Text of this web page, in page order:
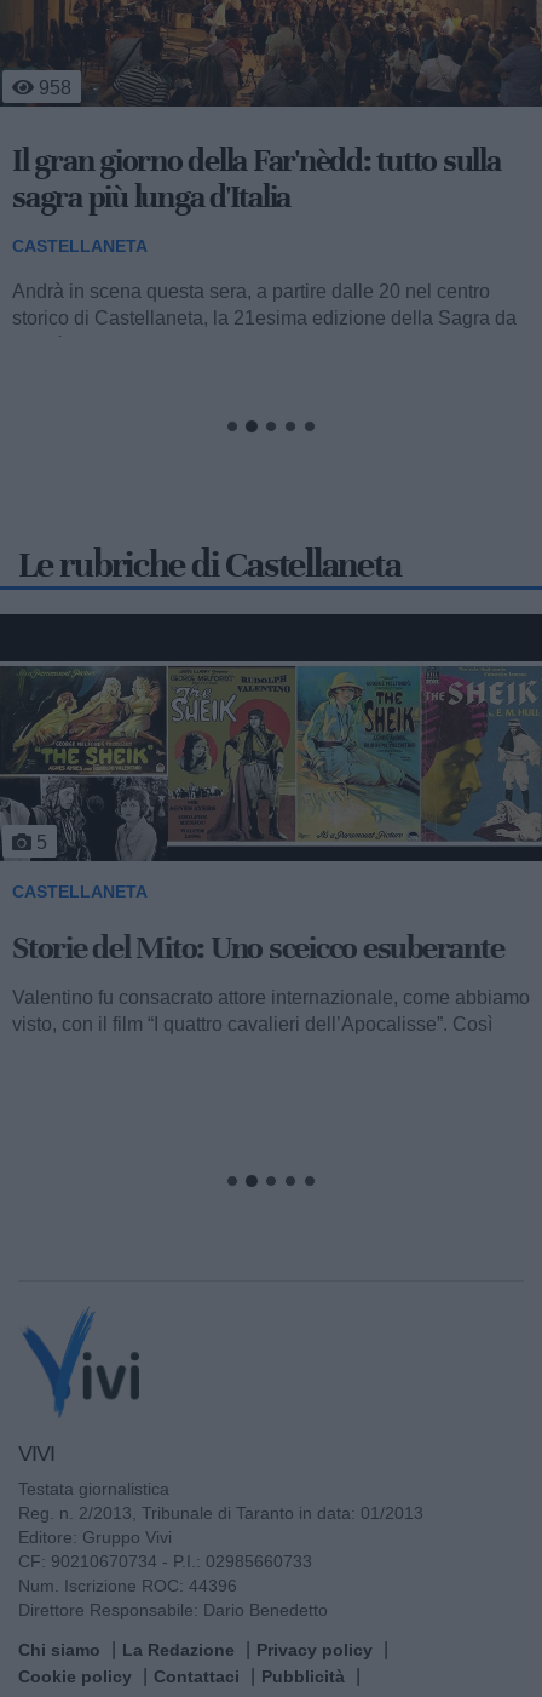
958
Il gran giorno della Far'nèdd: tutto sulla
sagra più lunga d'Italia
CASTELLANETA
Andrà in scena questa sera, a partire dalle 20 nel centro
storico di Castellaneta, la 21esima edizione della Sagra da
Le rubriche di Castellaneta
5
CASTELLANETA
Storie del Mito: Uno sceicco esuberante
Valentino fu consacrato attore internazionale, come abbiamo
visto, con il film “I quattro cavalieri dell’Apocalisse”. Così
VIVI
Testata giornalistica
Reg. n. 2/2013, Tribunale di Taranto in data: 01/2013
Editore: Gruppo Vivi
CF: 90210670734 - P.I.: 02985660733
Num. Iscrizione ROC: 44396
Direttore Responsabile: Dario Benedetto
Chi siamo La Redazione
Privacy policy
Cookie policy
Contattaci Pubblicità